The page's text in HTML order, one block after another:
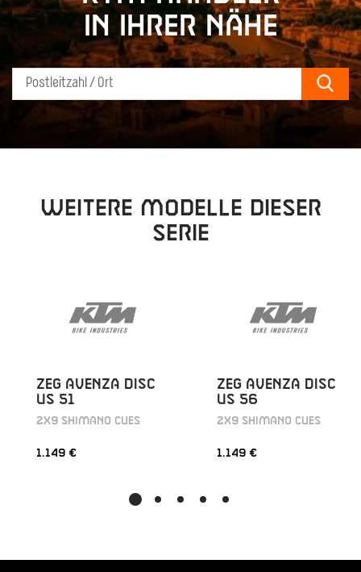
in Ihrer Nähe
Weitere Modelle dieser
Serie
ZEG AVENZA DISC
US 51
2X9 SHIMANO CUES
1.149 €
ZEG AVENZA DISC
US 56
2X9 SHIMANO CUES
1.149 €